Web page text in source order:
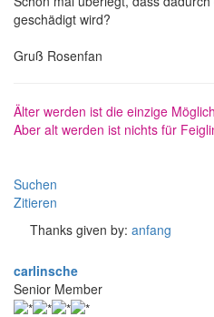
geschädigt wird?
Gruß Rosenfan
Älter werden ist die einzige
Aber alt werden ist nichts für
Suchen
Zitieren
Thanks given by: anfang
carlinsche
Senior Member